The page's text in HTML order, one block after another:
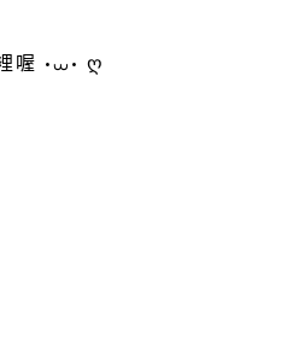
喔 •⩊• ღ